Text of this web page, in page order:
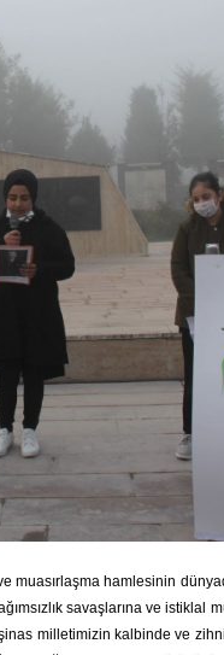
muasırlaşma hamlesinin
savaşlarına ve istiklal
milletimizin kalbinde ve